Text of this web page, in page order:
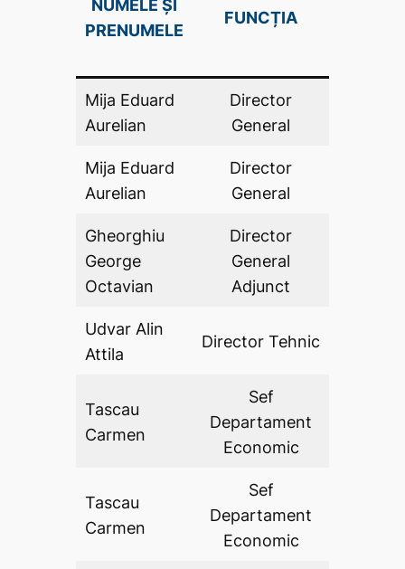
NUMELE ȘI
PRENUMELE
FUNCȚIA
Mija Eduard
Aurelian
Director
General
Mija Eduard
Aurelian
Director
General
Gheorghiu
George
Octavian
Director
General
Adjunct
Udvar Alin
Attila
Director Tehnic
Tascau
Carmen
Sef
Departament
Economic
Tascau
Carmen
Sef
Departament
Economic